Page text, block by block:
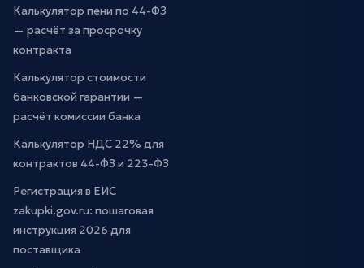
Калькулятор пени по 44-ФЗ
— расчёт за просрочку
контракта
Калькулятор стоимости
банковской гарантии —
расчёт комиссии банка
Калькулятор НДС 22% для
контрактов 44-ФЗ и 223-ФЗ
Регистрация в ЕИС
zakupki.gov.ru: пошаговая
инструкция 2026 для
поставщика